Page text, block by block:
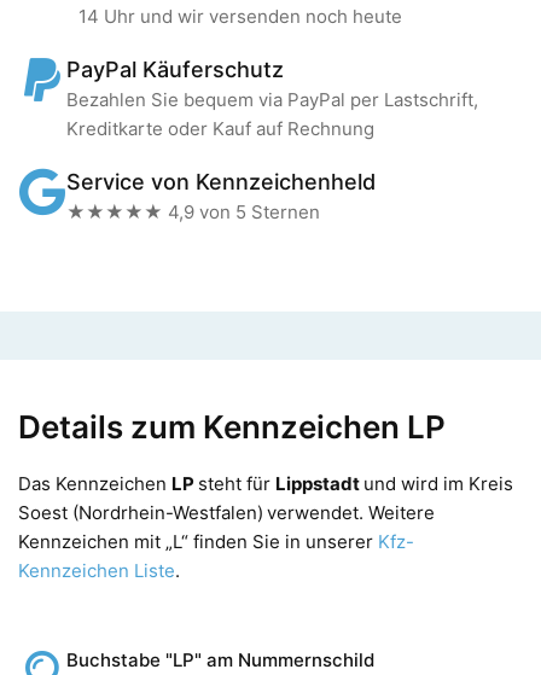
14 Uhr und wir versenden noch heute
PayPal Käuferschutz
Bezahlen Sie bequem via PayPal per Lastschrift,
Kreditkarte oder Kauf auf Rechnung
Service von Kennzeichenheld
★★★★★ 4,9 von 5 Sternen
Details zum Kennzeichen LP
Das Kennzeichen LP steht für Lippstadt und wird im Kreis
Soest (Nordrhein-Westfalen) verwendet. Weitere
Kennzeichen mit „L“ finden Sie in unserer Kfz-
Kennzeichen Liste.
Buchstabe "LP" am Nummernschild